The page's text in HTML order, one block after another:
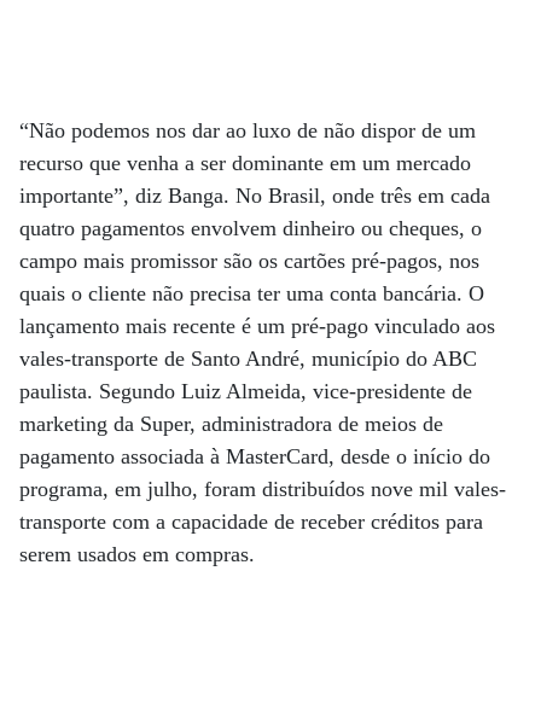
“Não podemos nos dar ao luxo de não dispor de um
recurso que venha a ser dominante em um mercado
importante”, diz Banga. No Brasil, onde três em cada
quatro pagamentos envolvem d­inhei­ro ou c­heques, o
campo mais promissor são os cartões pré-pagos, nos
quais o cliente não precisa ter uma conta bancária. O
lançamento mais recente é um pré-pago vinculado aos
vales-transporte de Santo André, município do ABC
paulista. Segundo Luiz Almeida, vice-presidente de
marketing da Super, administradora de meios de
pagamento associada à MasterCard, desde o início do
programa, em julho, foram distribuídos nove mil vales-
transporte com a capacidade de receber créditos para
serem usados em compras.